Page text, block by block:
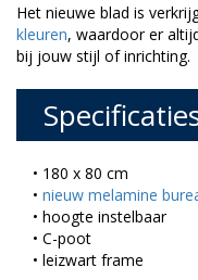
Het nieuwe blad is
kleuren, waardoor er
bij jouw stijl of inrichting.
• 180 x 80 cm
• nieuw melamine
• hoogte instelbaar
• C-poot
• leizwart frame